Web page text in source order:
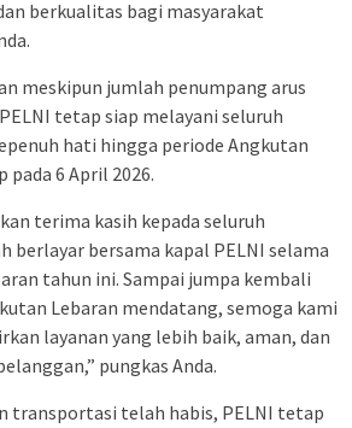
berkualitas bagi masyarakat
meskipun jumlah penumpang arus
tetap siap melayani seluruh
hati hingga periode Angkutan
pada 6 April 2026.
terima kasih kepada seluruh
berlayar bersama kapal PELNI selama
tahun ini. Sampai jumpa kembali
Lebaran mendatang, semoga kami
layanan yang lebih baik, aman, dan
pungkas Anda.
transportasi telah habis, PELNI tetap